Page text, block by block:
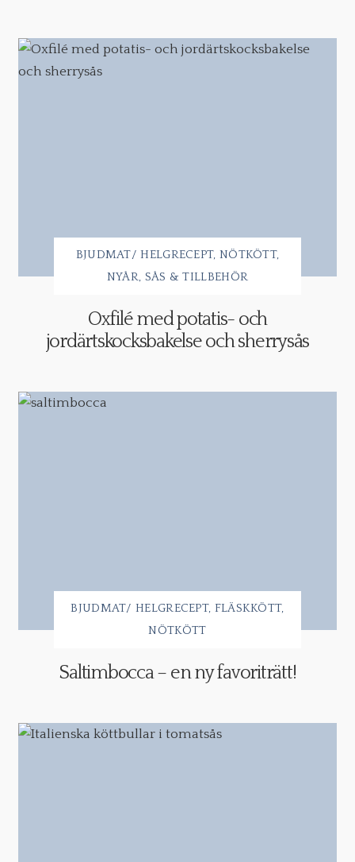
BJUDMAT/ HELGRECEPT NÖTKÖTT
NYÅR SÅS & TILLBEHÖR
Oxfilé med potatis- och
jordärtskocksbakelse och sherrysås
BJUDMAT/ HELGRECEPT FLÄSKKÖTT
NÖTKÖTT
Saltimbocca – en ny favoriträtt!